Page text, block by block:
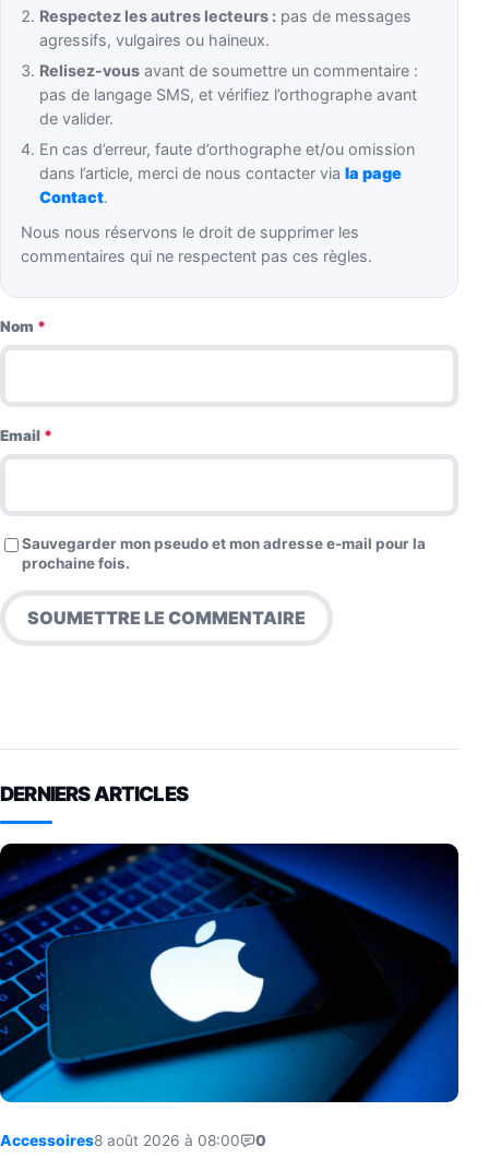
Respectez les autres lecteurs : pas de messages
agressifs, vulgaires ou haineux.
Relisez-vous avant de soumettre un commentaire :
pas de langage SMS, et vérifiez l’orthographe avant
de valider.
En cas d’erreur, faute d’orthographe et/ou omission
dans l’article, merci de nous contacter viala page
Contact.
Nous nous réservons le droit de supprimer les
commentaires qui ne respectent pas ces règles.
Nom *
Email *
Sauvegarder mon pseudo et mon adresse e-mail pour la
prochaine fois.
DERNIERS ARTICLES
Accessoires8 août 2026 à 08:00 0